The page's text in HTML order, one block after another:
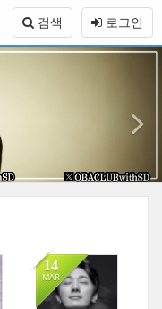
로그인
검색
1
14
MAR
17